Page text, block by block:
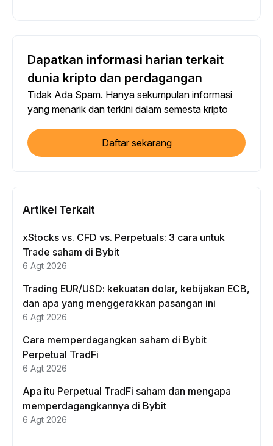
Dapatkan informasi harian terkait
dunia kripto dan perdagangan
Tidak Ada Spam. Hanya sekumpulan informasi
yang menarik dan terkini dalam semesta kripto
Daftar sekarang
Artikel Terkait
xStocks vs. CFD vs. Perpetuals: 3 cara untuk
Trade saham di Bybit
6 Agt 2026
Trading EUR/USD: kekuatan dolar, kebijakan ECB,
dan apa yang menggerakkan pasangan ini
6 Agt 2026
Cara memperdagangkan saham di Bybit
Perpetual TradFi
6 Agt 2026
Apa itu Perpetual TradFi saham dan mengapa
memperdagangkannya di Bybit
6 Agt 2026